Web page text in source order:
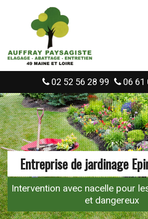
02 52 56 28 99 06 61
Entreprise de jardinage
Intervention avec nacelle pour
et dangereux